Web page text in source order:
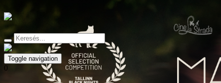
Toggle navigation
0